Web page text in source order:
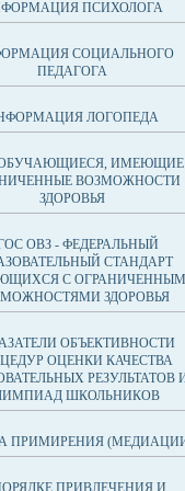
ПСИХОЛОГА
СОЦИАЛЬНОГО
ПЕДАГОГА
ЛОГОПЕДА
ОБУЧАЮЩИЕСЯ, ИМЕЮЩИЕ
ВОЗМОЖНОСТИ
ЗДОРОВЬЯ
ОВЗ - ФЕДЕРАЛЬНЫЙ
СТАНДАРТ
С
ЗДОРОВЬЯ
ОБЪЕКТИВНОСТИ
ОЦЕНКИ КАЧЕСТВА
РЕЗУЛЬТАТОВ
ШКОЛЬНИКОВ
ПРИМИРЕНИЯ
ПРИВЛЕЧЕНИЯ И